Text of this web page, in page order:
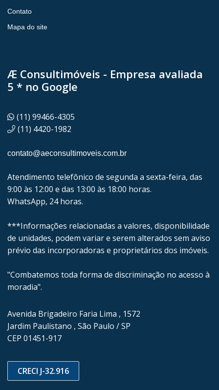
Contato
Mapa do site
Æ Consultimóveis - Empresa avaliada
5 * no Google
(11) 99466-4305
(11) 4420-1982
contato@aeconsultimoveis.com.br
Atendimento telefônico de segunda a sexta-feira, das
9:00 às 12:00 e das 13:00 às 18:00 horas.
WhatsApp, 24 horas.
***Informações relacionadas a valores, disponibilidade
de unidades, podem variar e serem alterados sem aviso
prévio das incorporadoras e proprietários dos imóveis.
"Combatemos toda forma de discriminação no acesso à
moradia".
Avenida Brigadeiro Faria Lima , 1572
Jardim Paulistano , São Paulo / SP
CEP 01451-917
CRECI J-32.916